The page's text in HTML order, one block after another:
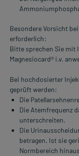
Besondere Vorsicht
erforderlich:
Bitte sprechen Sie mit
Magnesiocard® i.v.
Bei hochdosierter
geprüft werden:
Die
Die Atemfrequenz
unterschreiten.
Die
betragen. Ist sie
Normbereich